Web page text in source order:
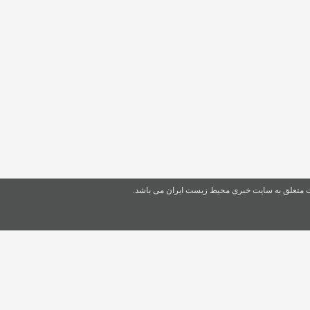
متعلق به سایت خبری محیط زیست ایران می باشد.